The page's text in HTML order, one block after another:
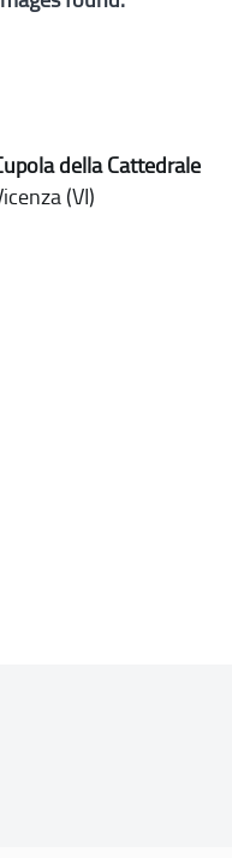
della Cattedrale
(VI)